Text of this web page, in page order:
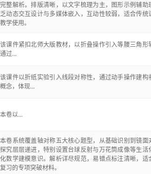
完整解析。排版清晰，以文字梳理为主，图形示例辅助
乏动态交互设计与多媒体嵌入，互动性较弱，适合传统
教学使用。
该课件紧扣北师大版教材，以折叠操作引入等腰三角形
通过...
该课件以折纸实验引入线段对称性，通过动手操作建构
概念，体现...
本卷以...
本卷系统覆盖轴对称五大核心题型，从基础识别到镜面
探究层层递进，特别设置台球反射与万花筒成像等生活
化数学建模意识。解析详尽规范，易错点标注清晰，适
复习的专项突破材料。